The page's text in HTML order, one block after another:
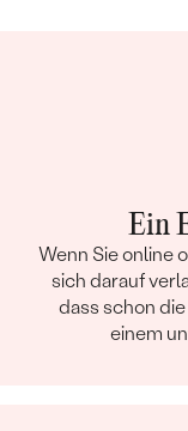
Ein
Wenn Sie online
sich darauf
dass schon
einem